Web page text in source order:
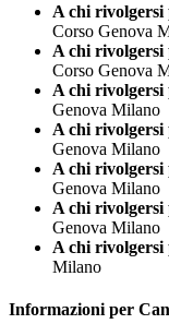
A chi rivolgersi
Corso Genova
A chi rivolgersi
Corso Genova
A chi rivolgersi
Genova Milano
A chi rivolgersi
Genova Milano
A chi rivolgersi
Genova Milano
A chi rivolgersi
Genova Milano
A chi rivolgersi
Milano
Informazioni per